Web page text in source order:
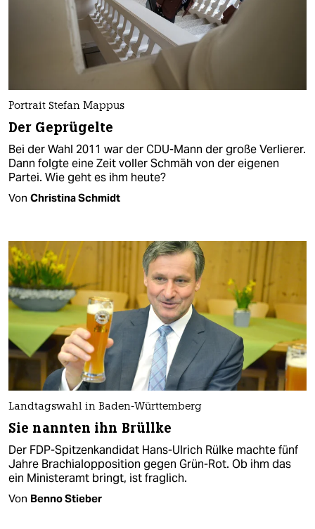
Portrait Stefan Mappus
Der Geprügelte
Bei der Wahl 2011 war der CDU-Mann der große Verlierer.
Dann folgte eine Zeit voller Schmäh von der eigenen
Partei. Wie geht es ihm heute?
Von Christina Schmidt
Landtagswahl in Baden-Württemberg
Sie nannten ihn Brüllke
Der FDP-Spitzenkandidat Hans-Ulrich Rülke machte fünf
Jahre Brachialopposition gegen Grün-Rot. Ob ihm das
ein Ministeramt bringt, ist fraglich.
Von Benno Stieber